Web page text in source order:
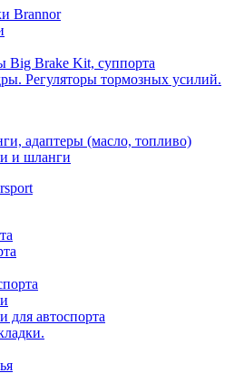
Brannor
Big Brake Kit, суппорта
Регуляторы тормозных усилий.
адаптеры (масло, топливо)
и шланги
для автоспорта